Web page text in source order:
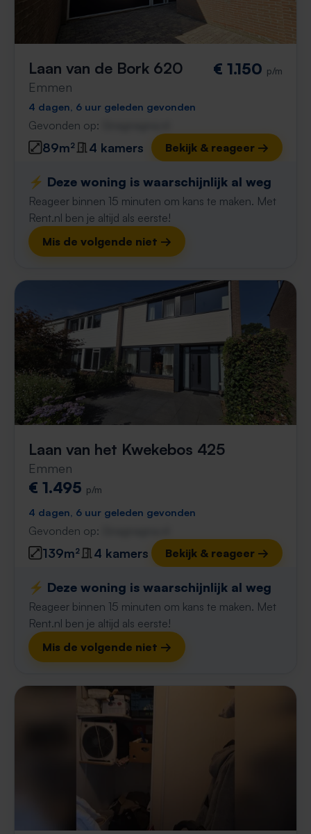
Laan van de Bork 620
Emmen
€ 1.150 p/m
4 dagen, 6 uur geleden gevonden
Gevonden op:
89m² 4 kamers Bekijk & reageer →
⚡️ Deze woning is waarschijnlijk al weg
Reageer binnen 15 minuten om kans te maken. Met
Rent.nl ben je altijd als eerste!
Mis de volgende niet →
Laan van het Kwekebos 425
Emmen
€ 1.495 p/m
4 dagen, 6 uur geleden gevonden
Gevonden op:
139m² 4 kamers Bekijk & reageer →
⚡️ Deze woning is waarschijnlijk al weg
Reageer binnen 15 minuten om kans te maken. Met
Rent.nl ben je altijd als eerste!
Mis de volgende niet →